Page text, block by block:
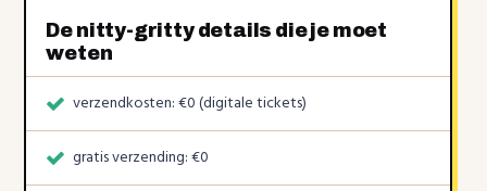
De nitty-gritty details die je moet
weten
verzendkosten: €0 (digitale tickets)
gratis verzending: €0